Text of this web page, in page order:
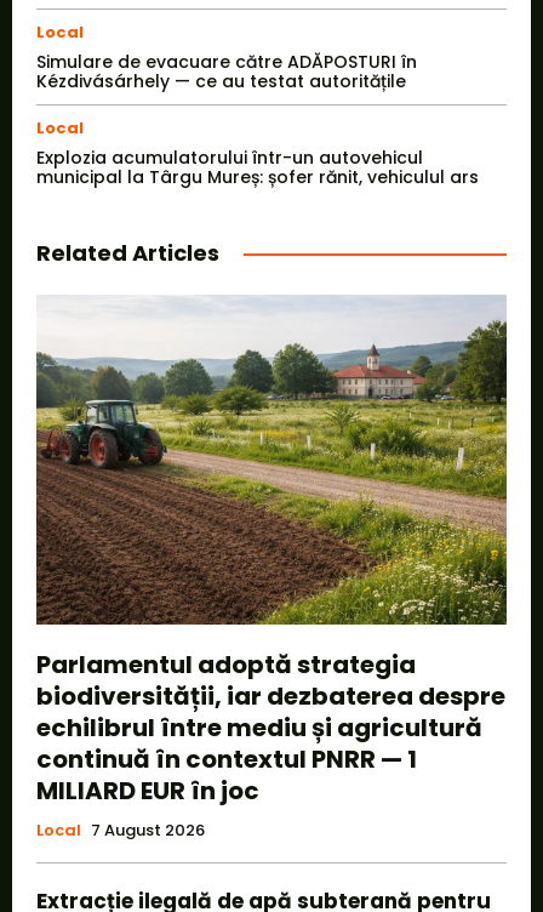
Local
Simulare de evacuare către ADĂPOSTURI în
Kézdivásárhely — ce au testat autoritățile
Local
Explozia acumulatorului într-un autovehicul
municipal la Târgu Mureș: șofer rănit, vehiculul ars
Related Articles
Parlamentul adoptă strategia
biodiversității, iar dezbaterea despre
echilibrul între mediu și agricultură
continuă în contextul PNRR — 1
MILIARD EUR în joc
Local 7 August 2026
Extracție ilegală de apă subterană pentru